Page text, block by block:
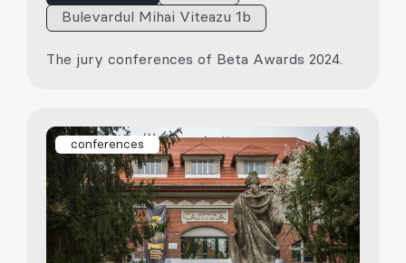
Bulevardul Mihai Viteazu 1b
The jury conferences of Beta Awards 2024.
conferences